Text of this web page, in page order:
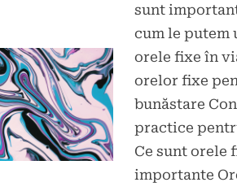
sunt
cum le putem
orele fixe în
orelor fixe
bunăstare
practice
Ce sunt orele
importante